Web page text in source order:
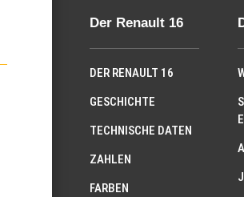
Der Renault 16
DER RENAULT 16
GESCHICHTE
TECHNISCHE DATEN
ZAHLEN
FARBEN